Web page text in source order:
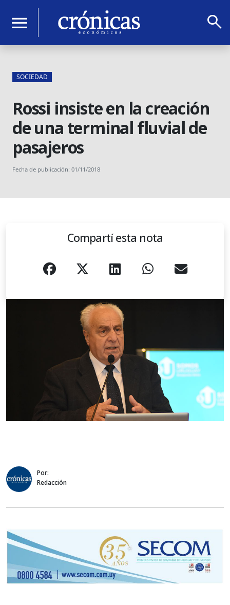
menu search
SOCIEDAD
Rossi insiste en la creación
de una terminal fluvial de
pasajeros
Fecha de publicación: 01/11/2018
Compartí esta nota
Por:
Redacción